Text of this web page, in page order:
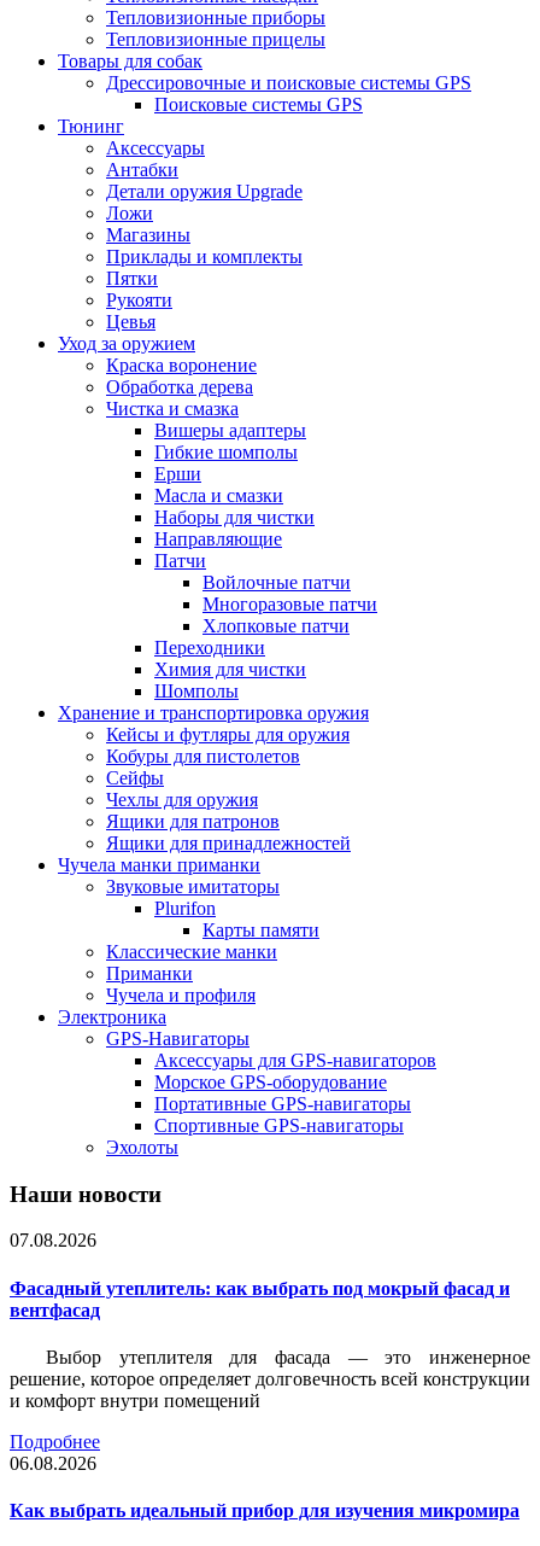
Тепловизионные приборы
Тепловизионные прицелы
Товары для собак
Дрессировочные и поисковые системы GPS
Поисковые системы GPS
Тюнинг
Аксессуары
Антабки
Детали оружия Upgrade
Ложи
Магазины
Приклады и комплекты
Пятки
Рукояти
Цевья
Уход за оружием
Краска воронение
Обработка дерева
Чистка и смазка
Вишеры адаптеры
Гибкие шомполы
Ерши
Масла и смазки
Наборы для чистки
Направляющие
Патчи
Войлочные патчи
Многоразовые патчи
Хлопковые патчи
Переходники
Химия для чистки
Шомполы
Хранение и транспортировка оружия
Кейсы и футляры для оружия
Кобуры для пистолетов
Сейфы
Чехлы для оружия
Ящики для патронов
Ящики для принадлежностей
Чучела манки приманки
Звуковые имитаторы
Plurifon
Карты памяти
Классические манки
Приманки
Чучела и профиля
Электроника
GPS-Навигаторы
Аксессуары для GPS-навигаторов
Морское GPS-оборудование
Портативные GPS-навигаторы
Спортивные GPS-навигаторы
Эхолоты
Наши новости
07.08.2026
Фасадный утеплитель: как выбрать под мокрый фасад и
вентфасад
Выбор утеплителя для фасада — это инженерное
решение, которое определяет долговечность всей конструкции
и комфорт внутри помещений
Подробнее
06.08.2026
Как выбрать идеальный прибор для изучения микромира